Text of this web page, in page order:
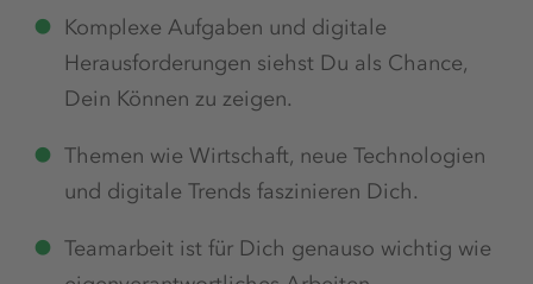
Komplexe Aufgaben und digitale
Herausforderungen siehst Du als Chance,
Dein Können zu zeigen.
Themen wie Wirtschaft, neue Technologien
und digitale Trends faszinieren Dich.
Teamarbeit ist für Dich genauso wichtig wie